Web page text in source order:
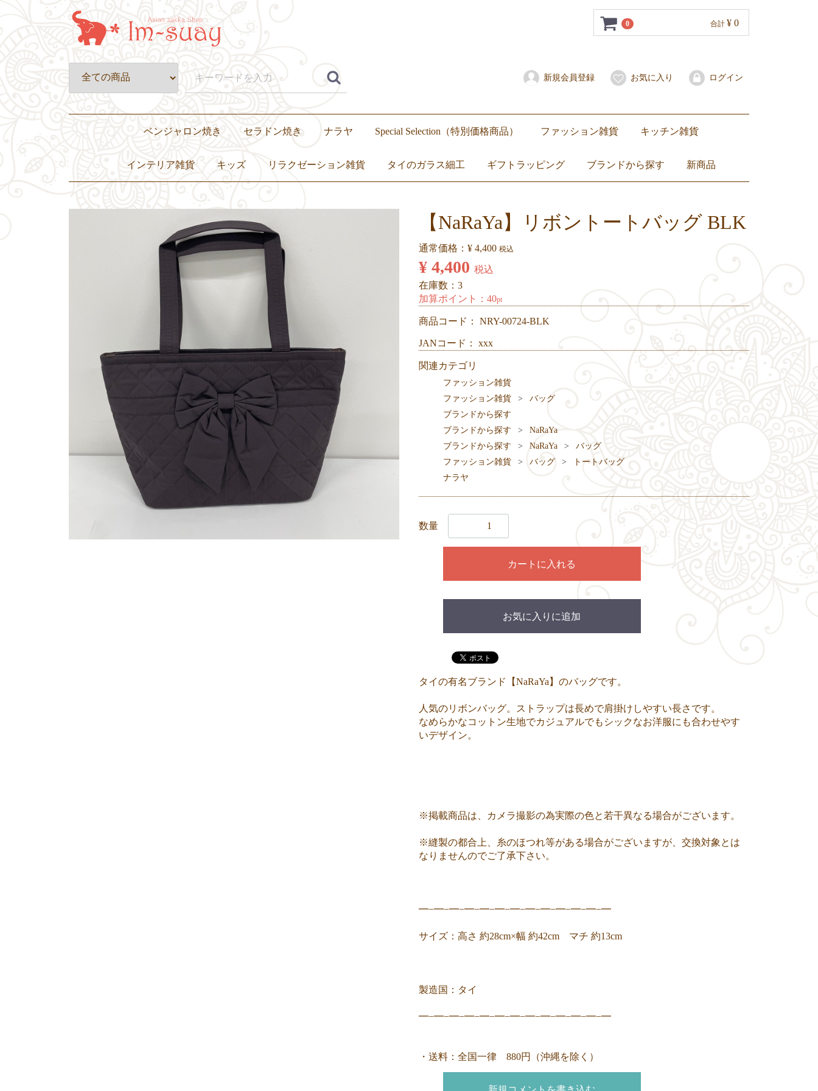
0 合計 ¥ 0
新規会員登録 お気に入り ログイン
ベンジャロン焼き
カップ&ソーサー・グラス
皿・プレート
壺・小物入れ
置物・オブジェ ティーセット・ディナーセット
セラドン焼き ナラヤ Special Selection（特別価格商品） ファッション雑貨
水着・サンダル
スカーフ
子ども服
バッグ トートバッグ
ショルダーバッグ
ハンドバッグ
エコバッグ
子ども用バッグ
ポーチ
財布・コインケース
携帯用爪楊枝入れ
その他
キッチン雑貨
琺瑯（ホーロー）
セラドン焼き
ベンジャロン焼き
食器
マグカップ・グラス
カトラリー・お箸
箸置き
ミトン
卓上小物
インテリア雑貨 キッズ リラクゼーション雑貨 タイのガラス細工 ギフトラッピング ブランドから探す 新商品
【NaRaYa】リボントートバッグ BLK
通常価格： ¥ 4,400 税込
¥ 4,400 税込
在庫数：3
加算ポイント： 40pt
商品コード： NRY-00724-BLK
JANコード： xxx
関連カテゴリ
ファッション雑貨
ファッション雑貨
バッグ
ブランドから探す
ブランドから探す
NaRaYa
ブランドから探す
NaRaYa
バッグ
ファッション雑貨
バッグ
トートバッグ
ナラヤ
数量
カートに入れる
お気に入りに追加
タイの有名ブランド【NaRaYa】のバッグです。
人気のリボンバッグ。ストラップは長めで肩掛けしやすい長さです。
なめらかなコットン生地でカジュアルでもシックなお洋服にも合わせやす
いデザイン。
※掲載商品は、カメラ撮影の為実際の色と若干異なる場合がございます。
※縫製の都合上、糸のほつれ等がある場合がございますが、交換対象とは
なりませんのでご了承下さい。
━−━−━−━−━−━−━−━−━−━−━−━−━
サイズ：高さ 約28cm×幅 約42cm マチ 約13cm
製造国：タイ
━−━−━−━−━−━−━−━−━−━−━−━−━
・送料：全国一律 880円（沖縄を除く）